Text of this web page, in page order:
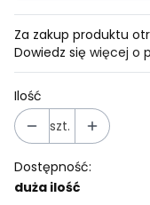
Za zakup produktu
Dowiedz się więcej o
Ilość
szt.
Dostępność:
duża ilość